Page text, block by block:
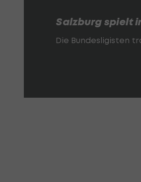
Salzburg spielt
Die Bundesligisten